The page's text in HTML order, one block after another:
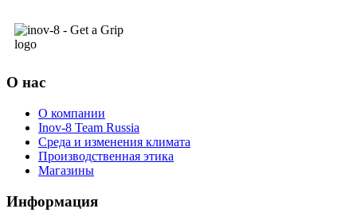
О нас
О компании
Inov-8 Team Russia
Среда и изменения климата
Производственная этика
Магазины
Информация